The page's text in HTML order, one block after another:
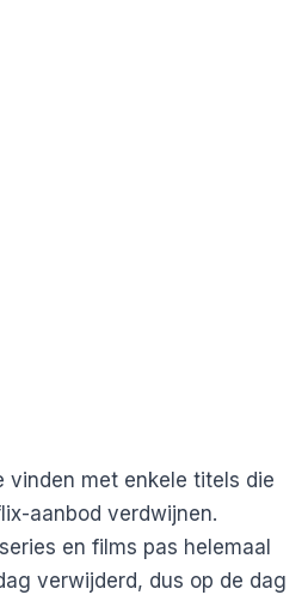
vinden met enkele titels die
aanbod verdwijnen.
en films pas helemaal
verwijderd, dus op de dag